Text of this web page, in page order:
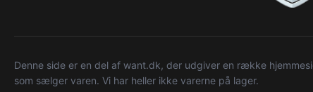
Denne side er en del af want.dk, der udgiver en række
som sælger varen. Vi har heller ikke varerne på lager.